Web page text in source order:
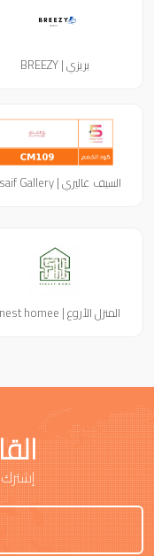
بريزي | BREEZY
السيف غاليري | Alsaif Gallery
المنزل الأروع | Finest homee